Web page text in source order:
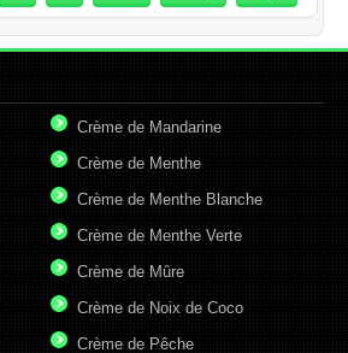
Crème de Mandarine
Crème de Menthe
Crème de Menthe Blanche
Crème de Menthe Verte
Crème de Mûre
Crème de Noix de Coco
Crème de Pêche